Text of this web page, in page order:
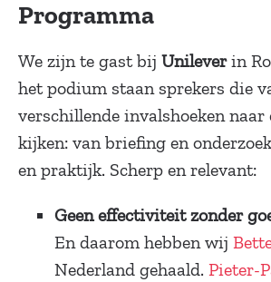
Programma
We zijn te gast bij Unileverin
het podium staan sprekers die
verschillende invalshoeken
kijken: van briefing en
en praktijk. Scherp en relevant:
Geen effectiviteit zonder
En daarom hebben wij
Nederland gehaald. Pieter-